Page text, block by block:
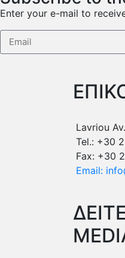
Enter your e-mail to
Lavriou
Tel.: +30
Fax: +30
Email: